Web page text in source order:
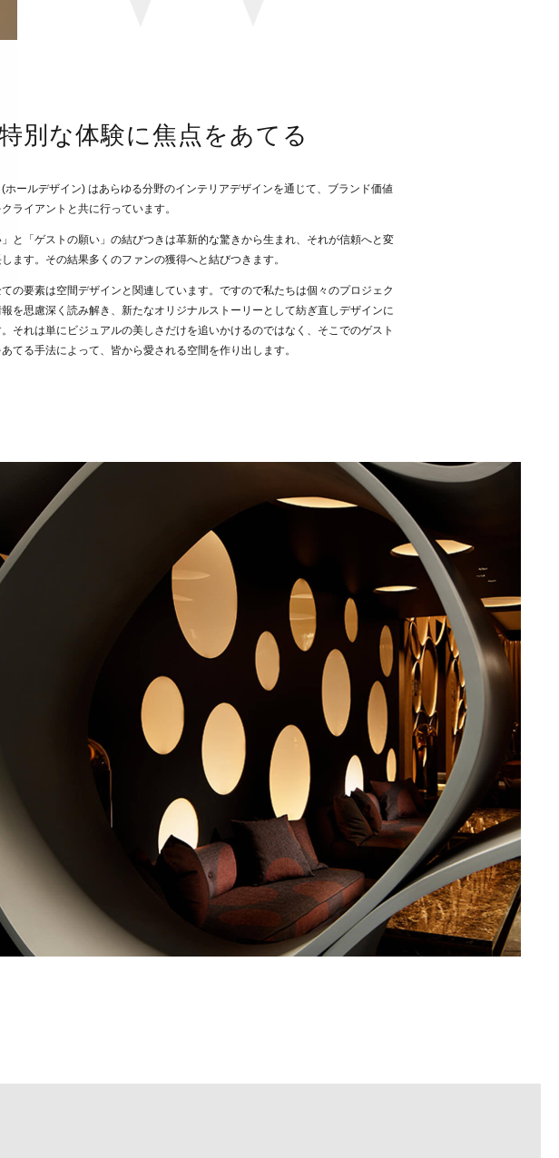
別な体験に焦点をあてる
ホールデザイン) はあらゆる分野のインテリアデザインを通じて、ブランド価値
ライアントと共に行っています。
」と「ゲストの願い」の結びつきは革新的な驚きから生まれ、それが信頼へと変
ます。その結果多くのファンの獲得へと結びつきます。
の要素は空間デザインと関連しています。ですので私たちは個々のプロジェク
報を思慮深く読み解き、新たなオリジナルストーリーとして紡ぎ直しデザインに
それは単にビジュアルの美しさだけを追いかけるのではなく、そこでのゲスト
てる手法によって、皆から愛される空間を作り出します。